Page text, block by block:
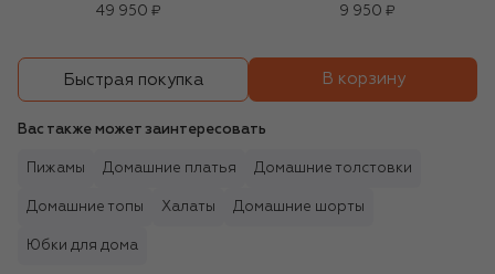
49 950 ₽
9 950 ₽
Быстрая покупка В корзину
Вас также может заинтересовать
Пижамы Домашние платья Домашние толстовки
Домашние топы Халаты Домашние шорты
Юбки для дома